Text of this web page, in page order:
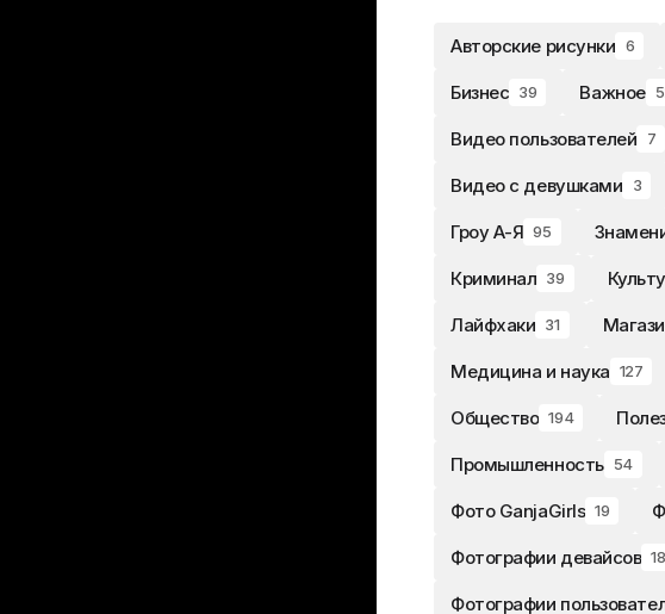
Авторские рисунки 6
Бизнес 39 Важное
Видео пользователей 7
Видео с девушками 3
Гроу А-Я 95
Криминал 39
Лайфхаки 31
Медицина и наука 127
Общество 194
Промышленность 54
Фото GanjaGirls 19
Фотографии девайсов 18
Фотографии